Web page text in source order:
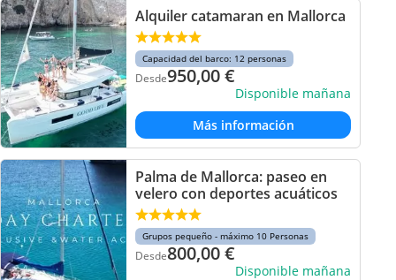
Alquiler catamaran en Mallorca
Capacidad del barco: 12 personas
Desde950,00€
Disponible mañana
Más información
Palma de Mallorca: paseo en
velero con deportes acuáticos
Grupos pequeño - máximo 10 Personas
Desde800,00€
Disponible mañana